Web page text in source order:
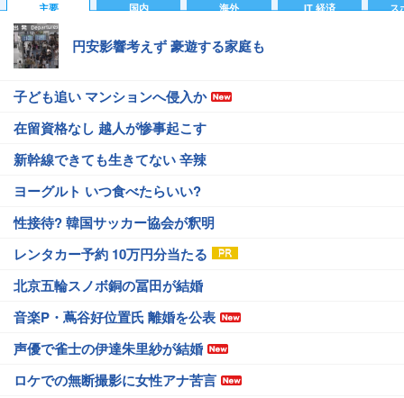
主要 国内 海外 IT 経済 ス
円安影響考えず 豪遊する家庭も
子ども追い マンションへ侵入か
在留資格なし 越人が惨事起こす
新幹線できても生きてない 辛辣
ヨーグルト いつ食べたらいい?
性接待? 韓国サッカー協会が釈明
レンタカー予約 10万円分当たる
北京五輪スノボ銅の冨田が結婚
音楽P・蔦谷好位置氏 離婚を公表
声優で雀士の伊達朱里紗が結婚
ロケでの無断撮影に女性アナ苦言